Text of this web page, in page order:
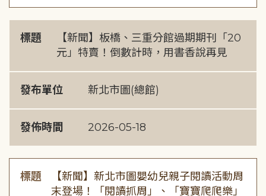
標題
【新聞】板橋、三重分館過期期刊「20
元」特賣！倒數計時，用書香說再見
發布單位 新北市圖(總館)
發佈時間 2026-05-18
標題
【新聞】新北市圖嬰幼兒親子閱讀活動周
末登場！「閱讀抓周」、「寶寶爬爬樂」